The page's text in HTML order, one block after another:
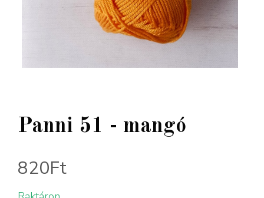
Panni 51 - mangó
820Ft